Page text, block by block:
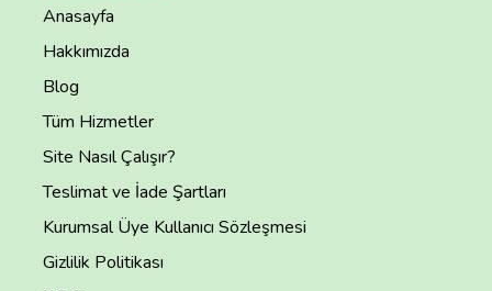
Anasayfa
Hakkımızda
Blog
Tüm Hizmetler
Site Nasıl Çalışır?
Teslimat ve İade Şartları
Kurumsal Üye Kullanıcı Sözleşmesi
Gizlilik Politikası